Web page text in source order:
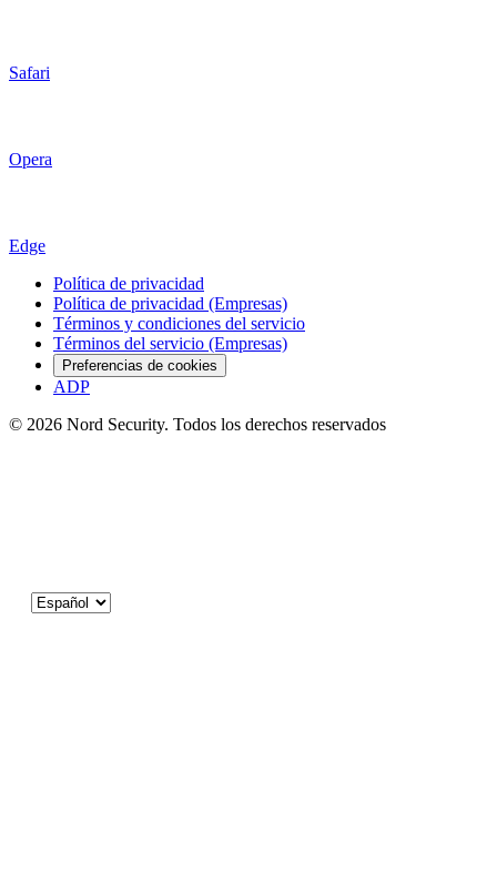
Safari
Opera
Edge
Política de privacidad
Política de privacidad (Empresas)
Términos y condiciones del servicio
Términos del servicio (Empresas)
Preferencias de cookies
ADP
© 2026 Nord Security. Todos los derechos reservados